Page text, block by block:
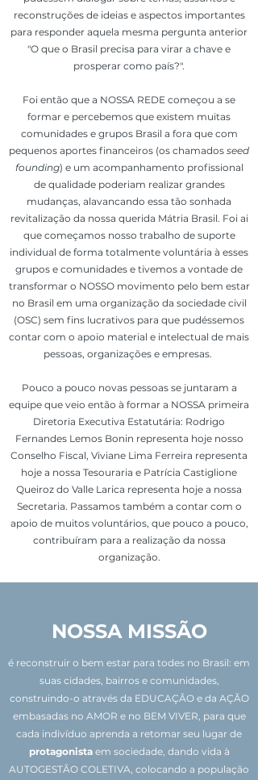
reconstruções de ideias e aspectos importantes
para responder aquela mesma pergunta anterior
"O que o Brasil precisa para virar a chave e
prosperar como país?".
Foi então que a NOSSA REDE começou a se
formar e percebemos que existem muitas
comunidades e grupos Brasil a fora que com
pequenos aportes financeiros (os chamados seed
founding) e um acompanhamento profissional
de qualidade poderiam realizar grandes
mudanças, alavancando essa tão sonhada
revitalização da nossa querida Mátria Brasil. Foi ai
que começamos nosso trabalho de suporte
individual de forma totalmente voluntária à esses
grupos e comunidades e tivemos a vontade de
transformar o NOSSO movimento pelo bem estar
no Brasil em uma organização da sociedade civil
(OSC) sem fins lucrativos para que pudéssemos
contar com o apoio material e intelectual de mais
pessoas, organizações e empresas.
Pouco a pouco novas pessoas se juntaram a
equipe que veio então à formar a NOSSA primeira
Diretoria Executiva Estatutária: Rodrigo
Fernandes Lemos Bonin representa hoje nosso
Conselho Fiscal, Viviane Lima Ferreira representa
hoje a nossa Tesouraria e Patrícia Castiglione
Queiroz do Valle Larica representa hoje a nossa
Secretaria. Passamos também a contar com o
apoio de muitos voluntários, que pouco a pouco,
contribuíram para a realização da nossa
organização.
NOSSA MISSÃO
é reconstruir o bem estar para todes no Brasil: em
suas cidades, bairros e comunidades,
construindo-o através da EDUCAÇÃO e da AÇÃO
embasadas no AMOR e no BEM VIVER, para que
cada indivíduo aprenda a retomar seu lugar de
protagonista em sociedade, dando vida à
AUTOGESTÃO COLETIVA, colocando a população